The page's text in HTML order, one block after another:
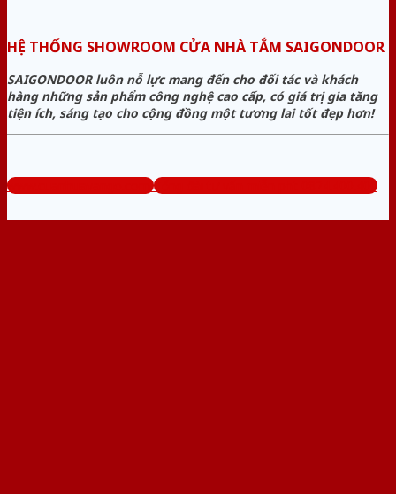
HỆ THỐNG SHOWROOM CỬA NHÀ TẮM SAIGONDOOR
SAIGONDOOR luôn nỗ lực mang đến cho đối tác và khách
hàng những sản phẩm công nghệ cao cấp, có giá trị gia tăng
tiện ích, sáng tạo cho cộng đồng một tương lai tốt đẹp hơn!
www.cuanhuavango.com Tổng đài tư vấn miễn phí: 0824.400.400